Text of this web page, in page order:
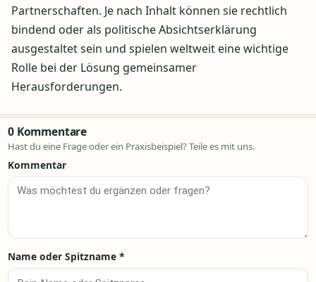
Partnerschaften. Je nach Inhalt können sie rechtlich
bindend oder als politische Absichtserklärung
ausgestaltet sein und spielen weltweit eine wichtige
Rolle bei der Lösung gemeinsamer
Herausforderungen.
0 Kommentare
Hast du eine Frage oder ein Praxisbeispiel? Teile es mit uns.
Kommentar
Name oder Spitzname *